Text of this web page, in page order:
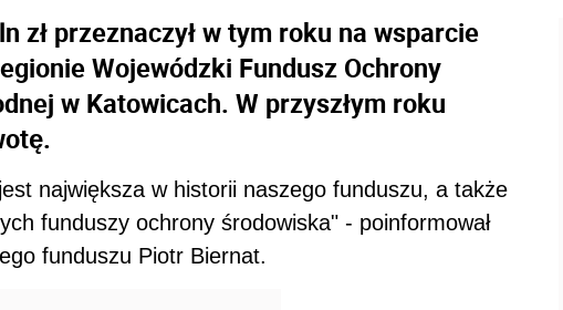
zł przeznaczył w tym roku na wsparcie
Wojewódzki Fundusz Ochrony
w Katowicach. W przyszłym roku
największa w historii naszego funduszu, a także
funduszy ochrony środowiska" - poinformował
funduszu Piotr Biernat.